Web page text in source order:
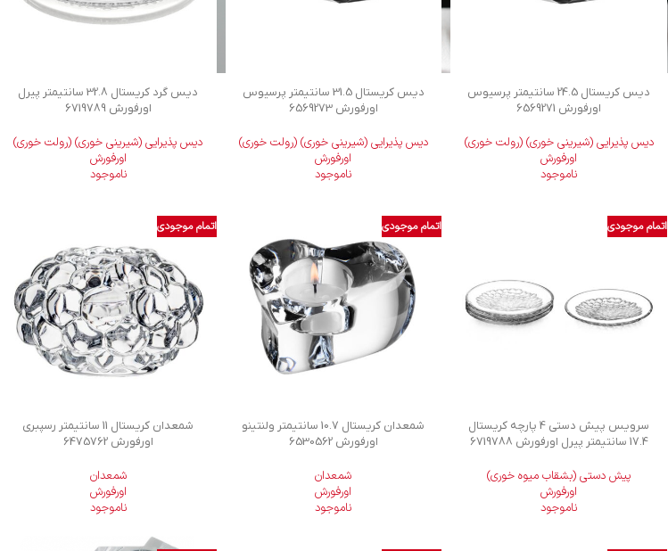
دیس کریستال 24.5 سانتیمتر پرسیوس
اورفورش 6569271
دیس پذیرایی (شیرینی خوری) (رولت خوری)
اورفورش
ناموجود
دیس کریستال 31.5 سانتیمتر پرسیوس
اورفورش 6569273
دیس پذیرایی (شیرینی خوری) (رولت خوری)
اورفورش
ناموجود
دیس گرد کریستال 32.8 سانتیمتر پیرل
اورفورش 6719789
دیس پذیرایی (شیرینی خوری) (رولت خوری)
اورفورش
ناموجود
اتمام موجودی
سرویس پیش دستی 4 پارچه کریستال
17.4 سانتیمتر پیرل اورفورش 6719788
پیش دستی (بشقاب میوه خوری)
اورفورش
ناموجود
اتمام موجودی
شمعدان کریستال 10.7 سانتیمتر ولنتینو
اورفورش 6530562
شمعدان
اورفورش
ناموجود
اتمام موجودی
شمعدان کریستال 11 سانتیمتر رسپبری
اورفورش 6475762
شمعدان
اورفورش
ناموجود